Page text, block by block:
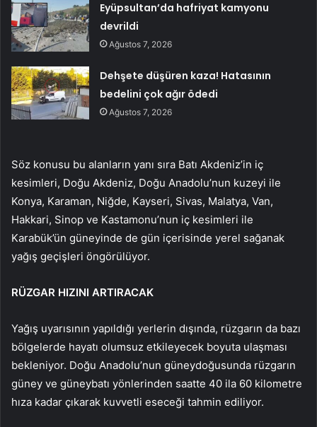
Eyüpsultan’da hafriyat kamyonu
devrildi
Ağustos 7, 2026
Dehşete düşüren kaza! Hatasının
bedelini çok ağır ödedi
Ağustos 7, 2026
Söz konusu bu alanların yanı sıra Batı Akdeniz’in iç
kesimleri, Doğu Akdeniz, Doğu Anadolu’nun kuzeyi ile
Konya, Karaman, Niğde, Kayseri, Sivas, Malatya, Van,
Hakkari, Sinop ve Kastamonu’nun iç kesimleri ile
Karabük’ün güneyinde de gün içerisinde yerel sağanak
yağış geçişleri öngörülüyor.
RÜZGAR HIZINI ARTIRACAK
Yağış uyarısının yapıldığı yerlerin dışında, rüzgarın da bazı
bölgelerde hayatı olumsuz etkileyecek boyuta ulaşması
bekleniyor. Doğu Anadolu’nun güneydoğusunda rüzgarın
güney ve güneybatı yönlerinden saatte 40 ila 60 kilometre
hıza kadar çıkarak kuvvetli eseceği tahmin ediliyor.